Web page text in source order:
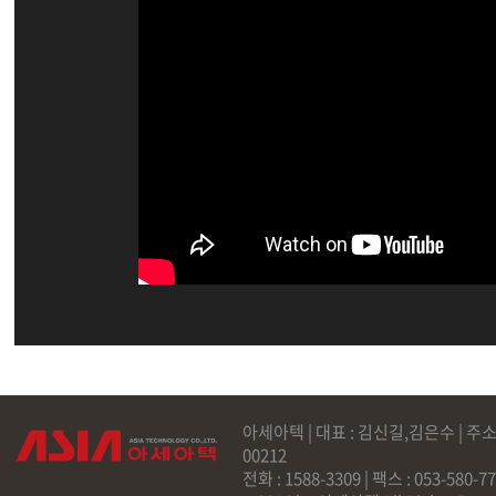
아세아텍 | 대표 : 김신길,김은수 | 주
00212
전화 : 1588-3309 | 팩스 : 053-580-